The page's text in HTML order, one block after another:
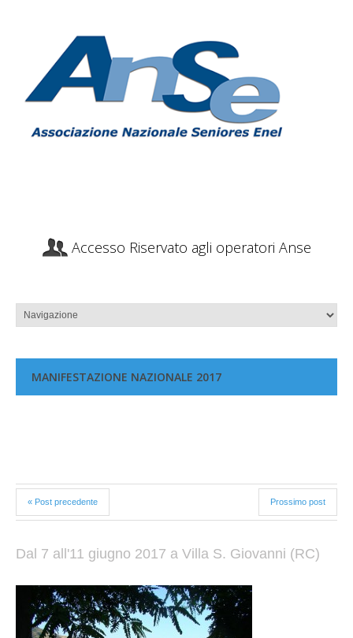
Accesso Riservato agli operatori Anse
MANIFESTAZIONE NAZIONALE 2017
« Post precedente Prossimo post
Dal 7 all'11 giugno 2017 a Villa S. Giovanni (RC)